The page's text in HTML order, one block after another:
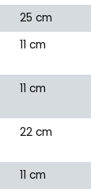
25 cm
11 cm
11 cm
22 cm
11 cm